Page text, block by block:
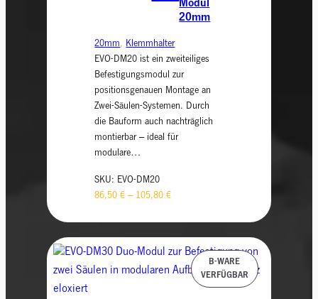
Modul
20mm
20mm, Klemmhalter
EVO-DM20 ist ein zweiteiliges
Befestigungsmodul zur
positionsgenauen Montage an
Zwei-Säulen-Systemen. Durch
die Bauform auch nachträglich
montierbar – ideal für
modulare…
SKU: EVO-DM20
86,50€ – 105,80€